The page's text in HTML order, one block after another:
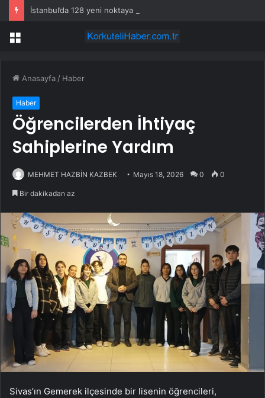
İstanbul’da 128 yeni noktaya daha EDS geliyor
Menü
Anasayfa / Haber
Haber
Öğrencilerden İhtiyaç
Sahiplerine Yardım
MEHMET HAZBİN KAZBEK Mayıs 18, 2026 0 0
Bir dakikadan az
Sivas’ın Gemerek ilçesinde bir lisenin öğrencileri,